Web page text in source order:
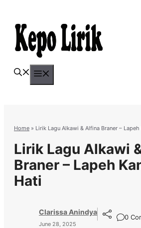
content
Home » Lirik Lagu Alkawi & Alfina Braner –
Lirik Lagu Alkawi
Braner – Lapeh
Hati
Clarissa Anindya
June 28, 2025
0